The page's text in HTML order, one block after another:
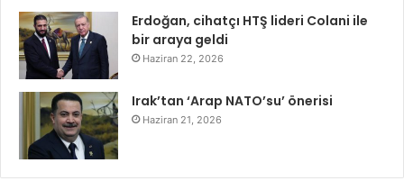
Erdoğan, cihatçı HTŞ lideri Colani ile
bir araya geldi
Haziran 22, 2026
Irak’tan ‘Arap NATO’su’ önerisi
Haziran 21, 2026